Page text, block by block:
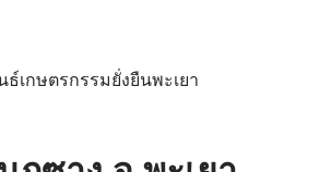
เกษตรกรรมยั่งยืนพะเยา